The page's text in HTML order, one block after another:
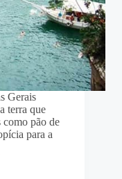
Gerais
terra que
como pão de
para a